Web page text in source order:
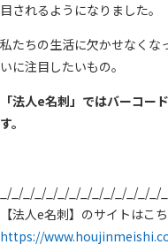
目されるようになりました。
私たちの生活に欠かせなくな
いに注目したいもの。
「法人e名刺」ではバーコー
す。
_/_/_/_/_/_/_/_/_/_/_/_/_/
【法人e名刺】のサイトはこ
https://